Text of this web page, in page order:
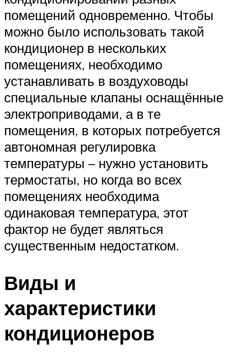
помещений одновременно. Чтобы
можно было использовать такой
кондиционер в нескольких
помещениях, необходимо
устанавливать в воздуховоды
специальные клапаны оснащённые
электроприводами, а в те
помещения, в которых потребуется
автономная регулировка
температуры – нужно установить
термостаты, но когда во всех
помещениях необходима
одинаковая температура, этот
фактор не будет являться
существенным недостатком.
Виды и
характеристики
кондиционеров